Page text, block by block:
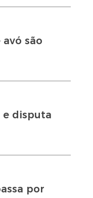
são
disputa
por